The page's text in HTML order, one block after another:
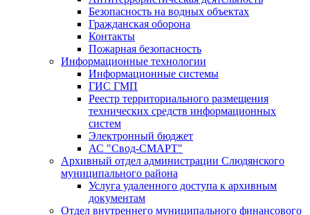
Безопасность на водных объектах
Гражданская оборона
Контакты
Пожарная безопасность
Информационные технологии
Информационные системы
ГИС ГМП
Реестр территориального размещения
технических средств информационных
систем
Электронный бюджет
АС "Свод-СМАРТ"
Архивный отдел администрации Слюдянского
муниципального района
Услуга удаленного доступа к архивным
документам
Отдел внутреннего муниципального финансового